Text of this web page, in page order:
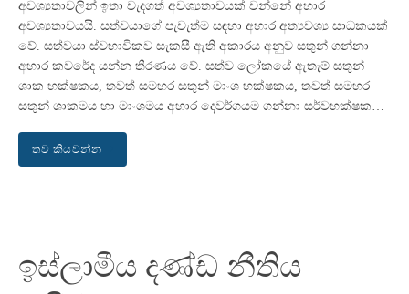
අවශ්‍යතාවලින් ඉතා වැදගත් අවශ්‍යතාවයක් වන්නේ අහාර
අවශ්‍යතාවයයි. සත්වයාගේ පැවැත්ම සඳහා අහාර අත්‍යවශ්‍ය සාධකයක්
වේ. සත්වයා ස්වභාවිකව සැකසී ඇති අකාරය අනුව සතුන් ගන්නා
අහාර කවරේද යන්න තීරණය වේ. සත්ව ලෝකයේ ඇතැම් සතුන්
ශාක භක්ෂකය, තවත් සමහර සතුන් මාංශ භක්ෂකය, තවත් සමහර
සතුන් ශාකමය හා මාංශමය අහාර දෙවර්ගයම ගන්නා සර්වභක්ෂක…
තව කියවන්න
ඉස්ලාමීය දණ්ඩ නීතිය